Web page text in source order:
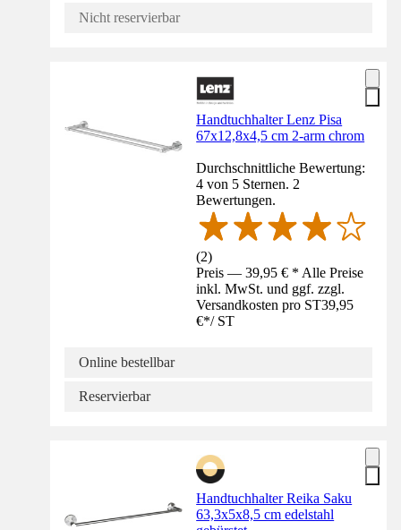
Nicht reservierbar
Handtuchhalter Lenz Pisa
67x12,8x4,5 cm 2-arm chrom
Durchschnittliche Bewertung:
4 von 5 Sternen. 2
Bewertungen.
(2)
Preis — 39,95 € * Alle Preise
inkl. MwSt. und ggf. zzgl.
Versandkosten pro ST39,95
€*/ ST
Online bestellbar
Reservierbar
Handtuchhalter Reika Saku
63,3x5x8,5 cm edelstahl